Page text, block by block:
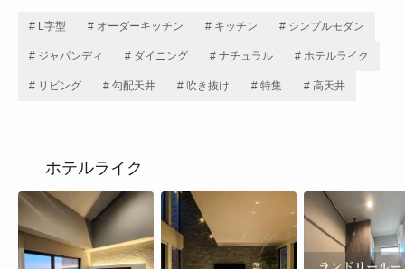
# L字型 # オーダーキッチン # キッチン # シンプルモダン
# ジャパンディ # ダイニング # ナチュラル # ホテルライク
# リビング # 勾配天井 # 吹き抜け # 特集 # 高天井
ホテルライク